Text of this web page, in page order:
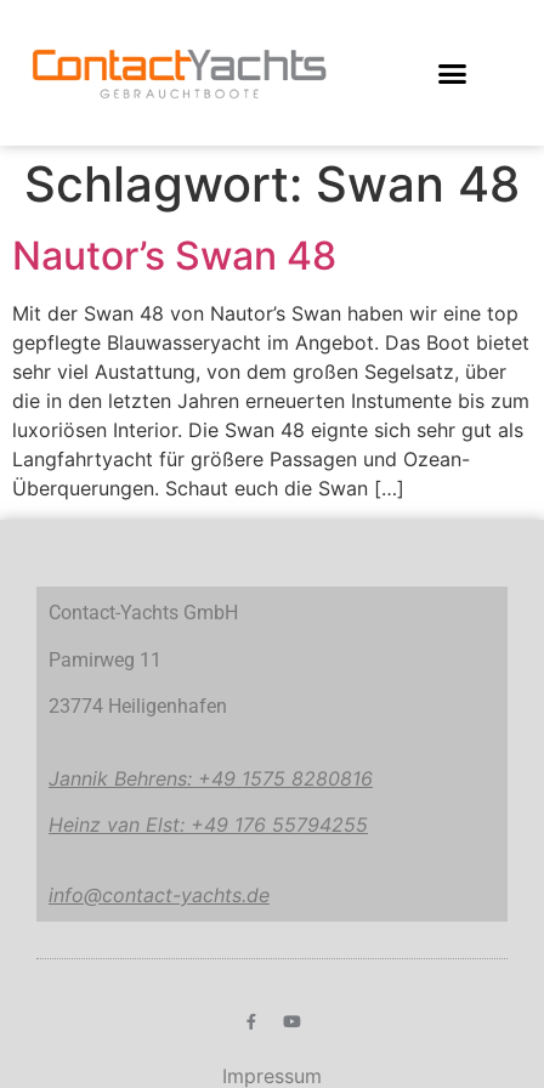
Schlagwort: Swan 48
Nautor’s Swan 48
Mit der Swan 48 von Nautor’s Swan haben wir eine top
gepflegte Blauwasseryacht im Angebot. Das Boot bietet
sehr viel Austattung, von dem großen Segelsatz, über
die in den letzten Jahren erneuerten Instumente bis zum
luxoriösen Interior. Die Swan 48 eignte sich sehr gut als
Langfahrtyacht für größere Passagen und Ozean-
Überquerungen. Schaut euch die Swan […]
Contact-Yachts GmbH
Pamirweg 11
23774 Heiligenhafen
Jannik Behrens: +49 1575 8280816
Heinz van Elst: +49 176 55794255
info@contact-yachts.de
Impressum